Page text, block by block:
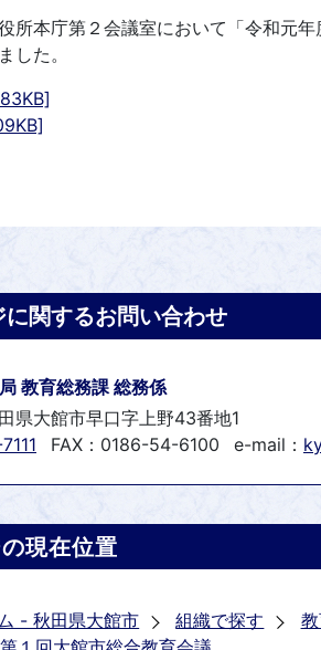
所本庁第２会議室において「令和元
した。
に関するお問い合わせ
教育総務課 総務係
県大館市早口字上野43番地1
FAX：0186-54-6100 e-mail：
現在位置
- 秋田県大館市 組織で探す